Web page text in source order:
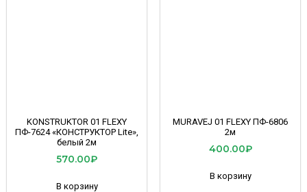
KONSTRUKTOR 01 FLEXY
ПФ-7624 «КОНСТРУКТОР Lite»,
белый 2м
570.00₽
В корзину
MURAVEJ 01 FLEXY ПФ-6806
2м
400.00₽
В корзину